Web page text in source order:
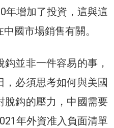
年增加了投資，這與這
國市場銷售有關。
並非一件容易的事，
，必須思考如何與美國
脫鈎的壓力，中國需要
年外資准入負面清單